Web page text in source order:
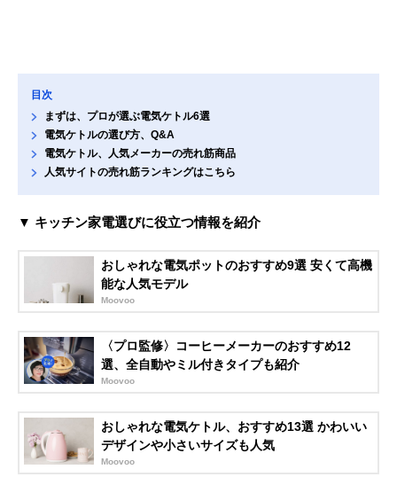
目次
まずは、プロが選ぶ電気ケトル6選
電気ケトルの選び方、Q&A
電気ケトル、人気メーカーの売れ筋商品
人気サイトの売れ筋ランキングはこちら
▼ キッチン家電選びに役立つ情報を紹介
おしゃれな電気ポットのおすすめ9選 安くて高機
能な人気モデル
Moovoo
〈プロ監修〉コーヒーメーカーのおすすめ12
選、全自動やミル付きタイプも紹介
Moovoo
おしゃれな電気ケトル、おすすめ13選 かわいい
デザインや小さいサイズも人気
Moovoo